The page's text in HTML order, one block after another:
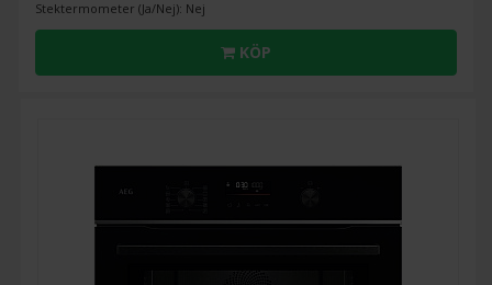
Stektermometer (Ja/Nej): Nej
KÖP